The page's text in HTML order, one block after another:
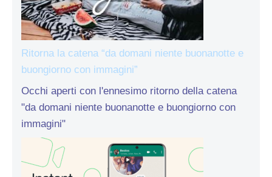
Ritorna la catena “da domani niente buonanotte e
buongiorno con immagini”
Occhi aperti con l'ennesimo ritorno della catena
"da domani niente buonanotte e buongiorno con
immagini"